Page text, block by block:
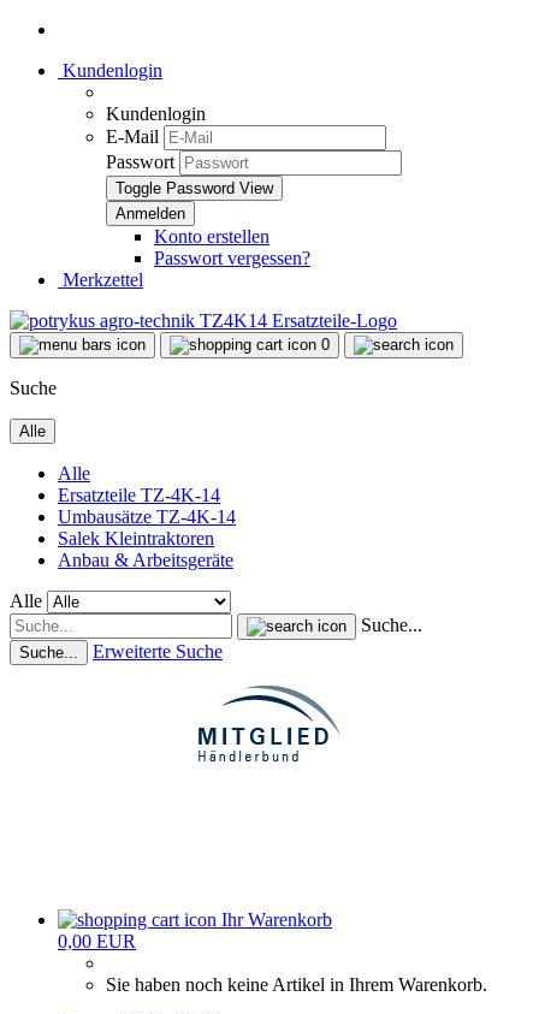
Kundenlogin
Kundenlogin
E-Mail
Passwort
Toggle Password View
Konto erstellen
Passwort vergessen?
Merkzettel
0
Suche
Alle
Alle
Ersatzteile TZ-4K-14
Umbausätze TZ-4K-14
Salek Kleintraktoren
Anbau & Arbeitsgeräte
Alle
Suche...
Suche... Erweiterte Suche
Ihr Warenkorb
0,00 EUR
Sie haben noch keine Artikel in Ihrem Warenkorb.